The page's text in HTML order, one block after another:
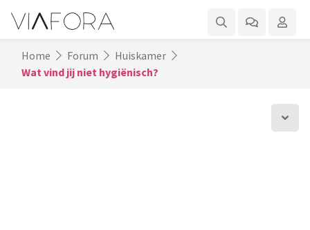
Home Forum
Huiskamer
Wat vind jij niet hygiënisch?